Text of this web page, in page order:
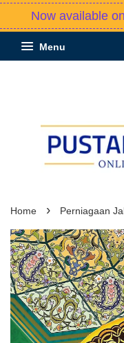
Now available
Menu
Home › Perniagaan